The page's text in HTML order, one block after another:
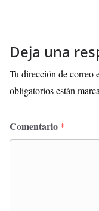
Deja una
Tu dirección de correo
obligatorios están
Comentario *